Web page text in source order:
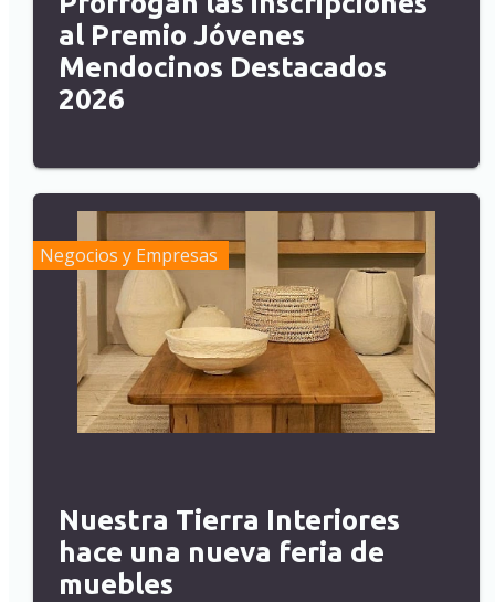
al Premio Jóvenes
Mendocinos Destacados
2026
Negocios y Empresas
Nuestra Tierra Interiores
hace una nueva feria de
muebles